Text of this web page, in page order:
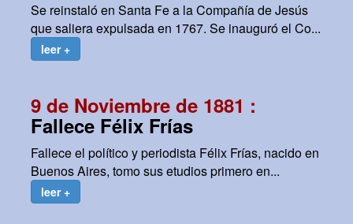
Se reinstaló en Santa Fe a la Compañía de Jesús
que saliera expulsada en 1767. Se inauguró el Co...
leer +
9 de Noviembre de 1881 :
Fallece Félix Frías
Fallece el político y periodista Félix Frías, nacido en
Buenos Aires, tomo sus etudios primero en...
leer +